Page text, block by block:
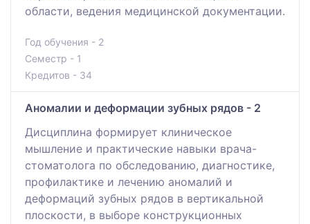
области, ведения медицинской документации.
Год обучения - 2
Семестр - 1
Кредитов - 34
Аномалии и деформации зубных рядов - 2
Дисциплина формирует клиническое
мышление и практические навыки врача-
стоматолога по обследованию, диагностике,
профилактике и лечению аномалий и
деформаций зубных рядов в вертикальной
плоскости, в выборе конструкционных